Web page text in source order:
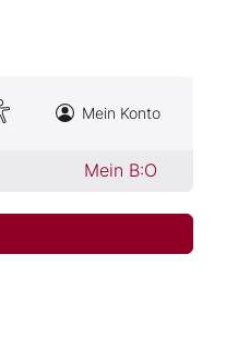
Mein Konto
Mein B:O